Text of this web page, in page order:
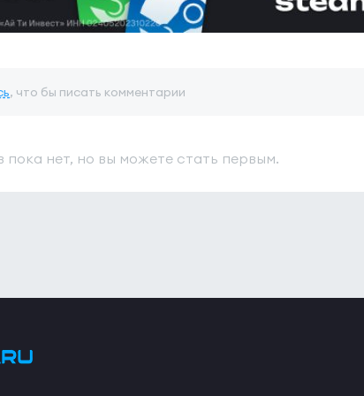
, что бы писать комментарии
пока нет, но вы можете стать первым.